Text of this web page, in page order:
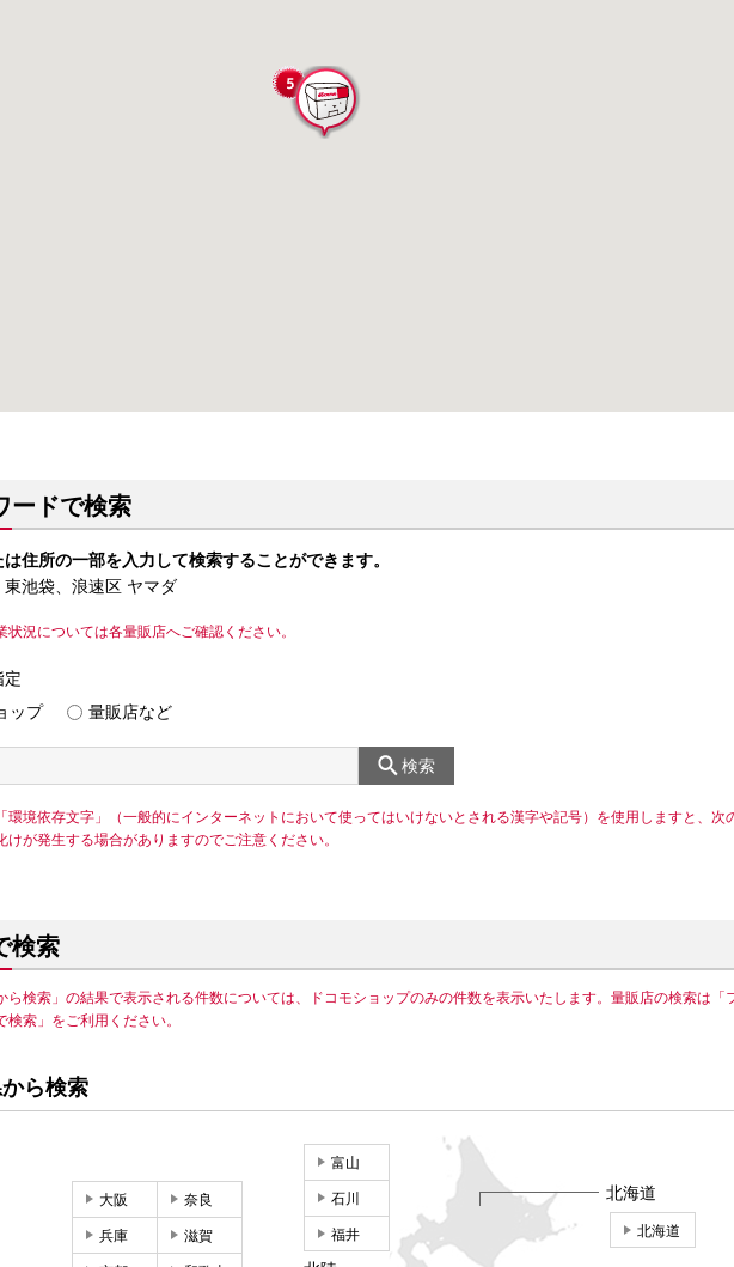
ードで検索
住所の一部を入力して検索することができます。
池袋、浪速区 ヤマダ
状況については各量販店へご確認ください。
定
ップ
量販店など
検索
環境依存文字」（一般的にインターネットにおいて使ってはいけないとされる漢字や記号）を使用しますと、次
けが発生する場合がありますのでご注意ください。
検索
ら検索」の結果で表示される件数については、ドコモショップのみの件数を表示いたします。量販店の検索は「
検索」をご利用ください。
ら検索
北海道
北海道
富山
石川
福井
大阪 奈良
兵庫 滋賀